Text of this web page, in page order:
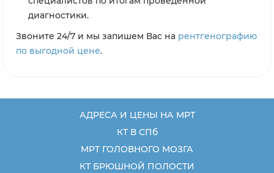
диагностики.
Звоните 24/7 и мы запишем Вас на рентгенографию
по выгодной цене.
АДРЕСА И ЦЕНЫ НА МРТ
КТ В СПб
МРТ ГОЛОВНОГО МОЗГА
КТ БРЮШНОЙ ПОЛОСТИ